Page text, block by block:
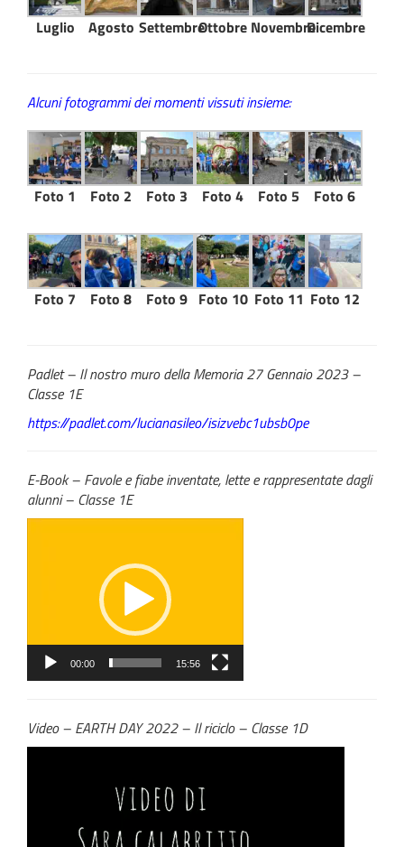
Luglio Agosto SettembreOttobre NovembreDicembre
Alcuni fotogrammi dei momenti vissuti insieme:
Foto 1 Foto 2 Foto 3 Foto 4 Foto 5 Foto 6
Foto 7 Foto 8 Foto 9 Foto 10 Foto 11 Foto 12
Padlet – Il nostro muro della Memoria 27 Gennaio 2023 –
Classe 1E
https://padlet.com/lucianasileo/isizvebc1ubsb0pe
E-Book – Favole e fiabe inventate, lette e rappresentate dagli
alunni – Classe 1E
Video
00:00 15:56
Video – EARTH DAY 2022 – Il riciclo – Classe 1D